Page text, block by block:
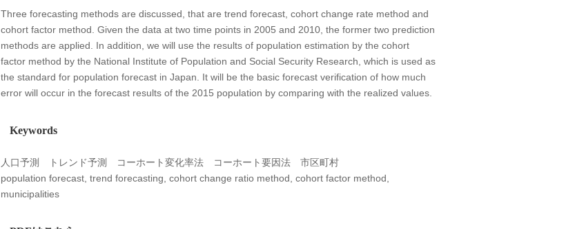
Three forecasting methods are discussed, that are trend forecast, cohort change rate method and
cohort factor method. Given the data at two time points in 2005 and 2010, the former two prediction
methods are applied. In addition, we will use the results of population estimation by the cohort
factor method by the National Institute of Population and Social Security Research, which is used as
the standard for population forecast in Japan. It will be the basic forecast verification of how much
error will occur in the forecast results of the 2015 population by comparing with the realized values.
Keywords
人口予測 トレンド予測 コーホート変化率法 コーホート要因法 市区町村
population forecast, trend forecasting, cohort change ratio method, cohort factor method,
municipalities